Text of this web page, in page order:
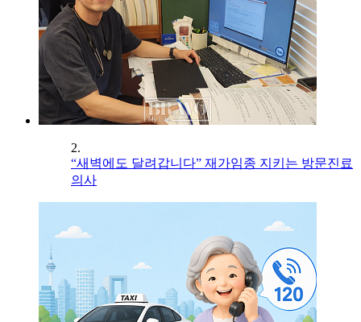
2.
“새벽에도 달려갑니다” 재가임종 지키는 방문진료
의사